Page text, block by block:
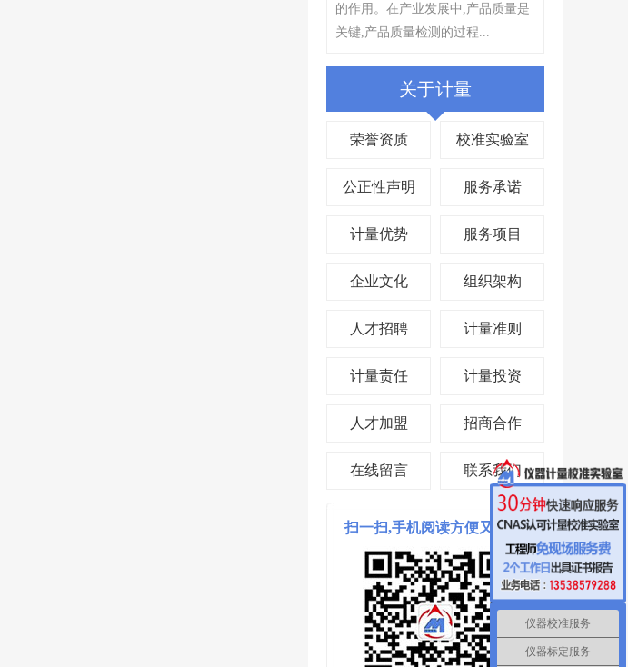
要的环节,评定测量装置的示值误差,
确保量值准确,其目的在...
关于计量
荣誉资质 校准实验室
公正性声明 服务承诺
计量优势 服务项目
企业文化 组织架构
人才招聘 计量准则
计量责任 计量投资
人才加盟 招商合作
在线留言 联系我们
扫一扫,手机阅读方便又省时!
仪器校准服务
仪器标定服务